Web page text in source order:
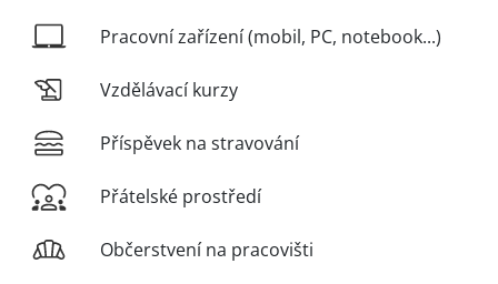
Pracovní zařízení (mobil, PC, notebook...)
Vzdělávací kurzy
Příspěvek na stravování
Přátelské prostředí
Občerstvení na pracovišti